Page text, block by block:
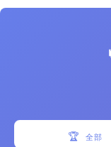
🏆 全部